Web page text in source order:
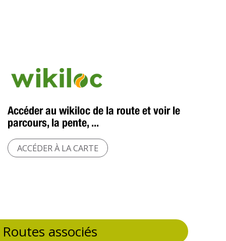
Accéder au wikiloc de la route et voir le
parcours, la pente, ...
ACCÉDER À LA CARTE
Routes associés